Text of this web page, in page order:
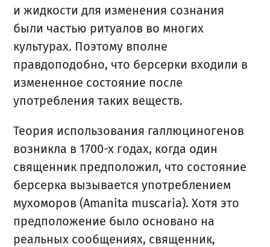
и жидкости для изменения сознания
были частью ритуалов во многих
культурах. Поэтому вполне
правдоподобно, что берсерки входили в
измененное состояние после
употребления таких веществ.
Теория использования галлюциногенов
возникла в 1700-х годах, когда один
священник предположил, что состояние
берсерка вызывается употреблением
мухоморов (Amanita muscaria). Хотя это
предположение было основано на
реальных сообщениях, священник,